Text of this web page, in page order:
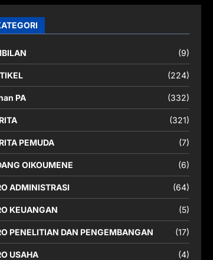
(9)
(224)
PA (332)
(321)
PEMUDA (7)
OIKOUMENE (6)
ADMINISTRASI (64)
KEUANGAN (5)
PENELITIAN DAN PENGEMBANGAN (17)
USAHA (4)